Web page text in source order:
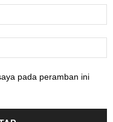
pada peramban ini